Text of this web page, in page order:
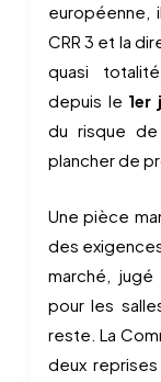
européenne,
CRR 3 et la
quasi
depuis le 1er
du risque
plancher de
Une pièce
des
marché,
pour les
reste. La
deux